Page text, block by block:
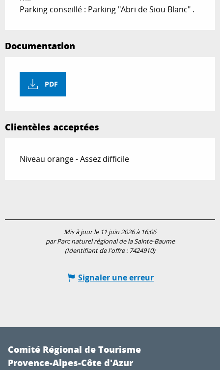
Parking conseillé : Parking "Abri de Siou Blanc" .
Documentation
PDF
Clientèles acceptées
Niveau orange - Assez difficile
Mis à jour le 11 juin 2026 à 16:06
par Parc naturel régional de la Sainte-Baume
(Identifiant de l'offre : 7424910)
Signaler une erreur
Comité Régional de Tourisme
Provence-Alpes-Côte d'Azur